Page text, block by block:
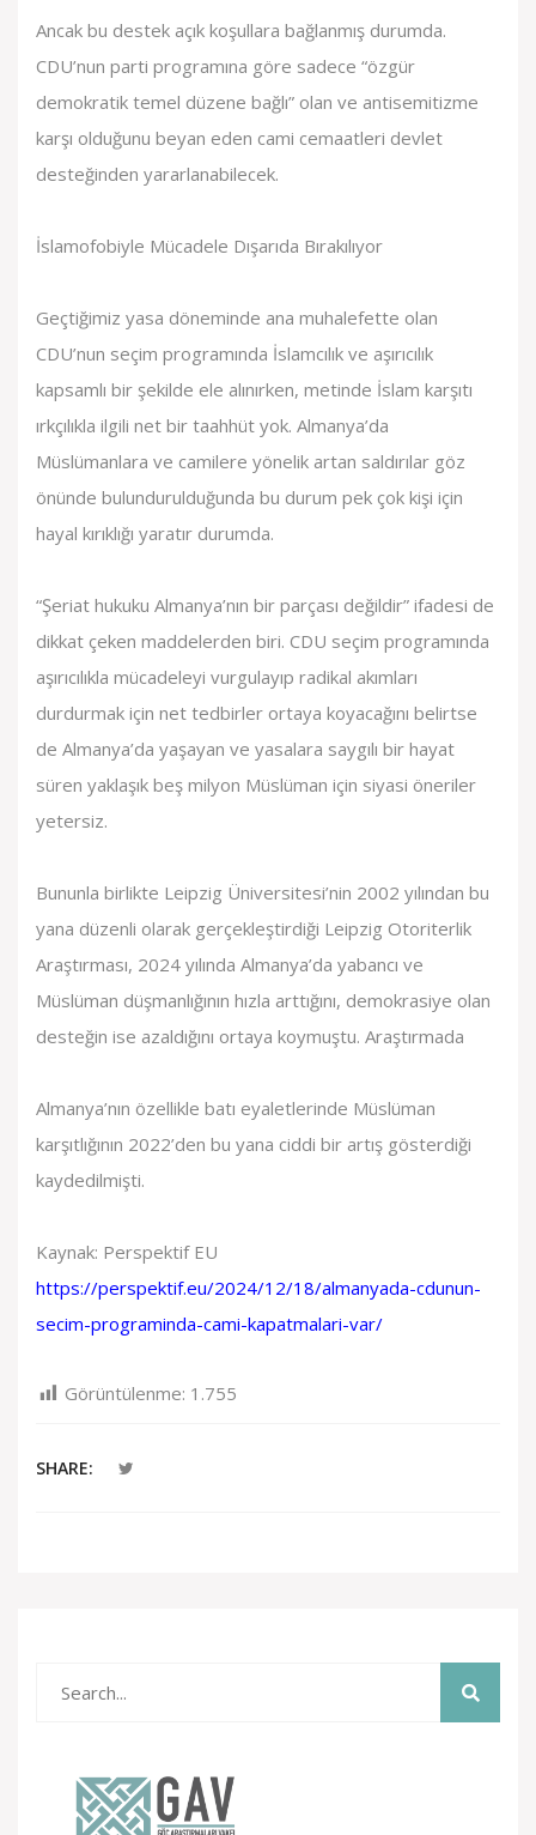
Ancak bu destek açık koşullara bağlanmış durumda.
CDU’nun parti programına göre sadece “özgür
demokratik temel düzene bağlı” olan ve antisemitizme
karşı olduğunu beyan eden cami cemaatleri devlet
desteğinden yararlanabilecek.
İslamofobiyle Mücadele Dışarıda Bırakılıyor
Geçtiğimiz yasa döneminde ana muhalefette olan
CDU’nun seçim programında İslamcılık ve aşırıcılık
kapsamlı bir şekilde ele alınırken, metinde İslam karşıtı
ırkçılıkla ilgili net bir taahhüt yok. Almanya’da
Müslümanlara ve camilere yönelik artan saldırılar göz
önünde bulundurulduğunda bu durum pek çok kişi için
hayal kırıklığı yaratır durumda.
“Şeriat hukuku Almanya’nın bir parçası değildir” ifadesi de
dikkat çeken maddelerden biri. CDU seçim programında
aşırıcılıkla mücadeleyi vurgulayıp radikal akımları
durdurmak için net tedbirler ortaya koyacağını belirtse
de Almanya’da yaşayan ve yasalara saygılı bir hayat
süren yaklaşık beş milyon Müslüman için siyasi öneriler
yetersiz.
Bununla birlikte Leipzig Üniversitesi’nin 2002 yılından bu
yana düzenli olarak gerçekleştirdiği Leipzig Otoriterlik
Araştırması, 2024 yılında Almanya’da yabancı ve
Müslüman düşmanlığının hızla arttığını, demokrasiye olan
desteğin ise azaldığını ortaya koymuştu. Araştırmada
Almanya’nın özellikle batı eyaletlerinde Müslüman
karşıtlığının 2022’den bu yana ciddi bir artış gösterdiği
kaydedilmişti.
Kaynak: Perspektif EU
https://perspektif.eu/2024/12/18/almanyada-cdunun-
secim-programinda-cami-kapatmalari-var/
Görüntülenme: 1.755
SHARE: